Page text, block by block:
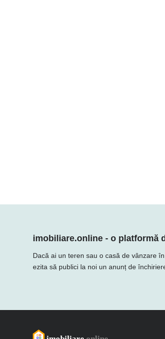
imobiliare.online - o platformă
Dacă ai un teren sau o casă de vânzare
ezita să publici la noi un anunț de